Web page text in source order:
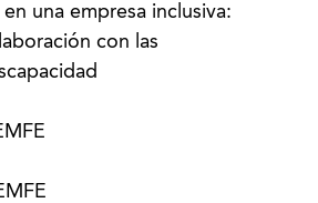
una empresa inclusiva:
con las